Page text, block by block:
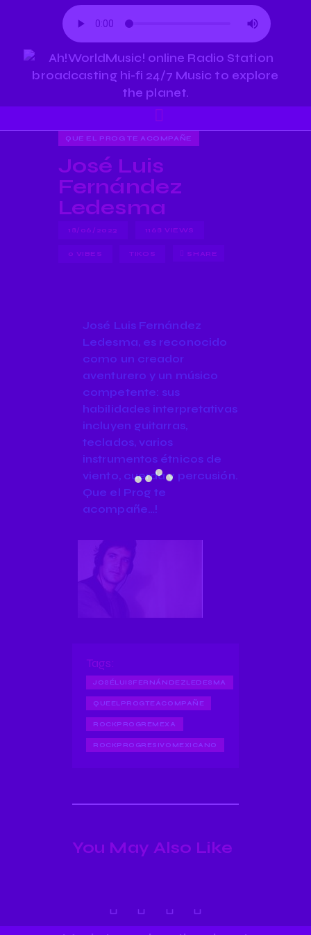
QUE EL PROG TE ACOMPAÑE
José Luis
Fernández
Ledesma
18/06/2023 1168 VIEWS
0 VIBES TIKOS SHARE
José Luis Fernández
Ledesma, es reconocido
como un creador
aventurero y un músico
competente: sus
habilidades interpretativas
incluyen guitarras,
teclados, varios
instrumentos étnicos de
viento, cuerda y percusión.
Que el Prog te
acompañe…!
Tags:
JOSÉLUISFERNÁNDEZLEDESMA
QUEELPROGTEACOMPAÑE
ROCKPROGREMEXA
ROCKPROGRESIVOMEXICANO
You May Also Like